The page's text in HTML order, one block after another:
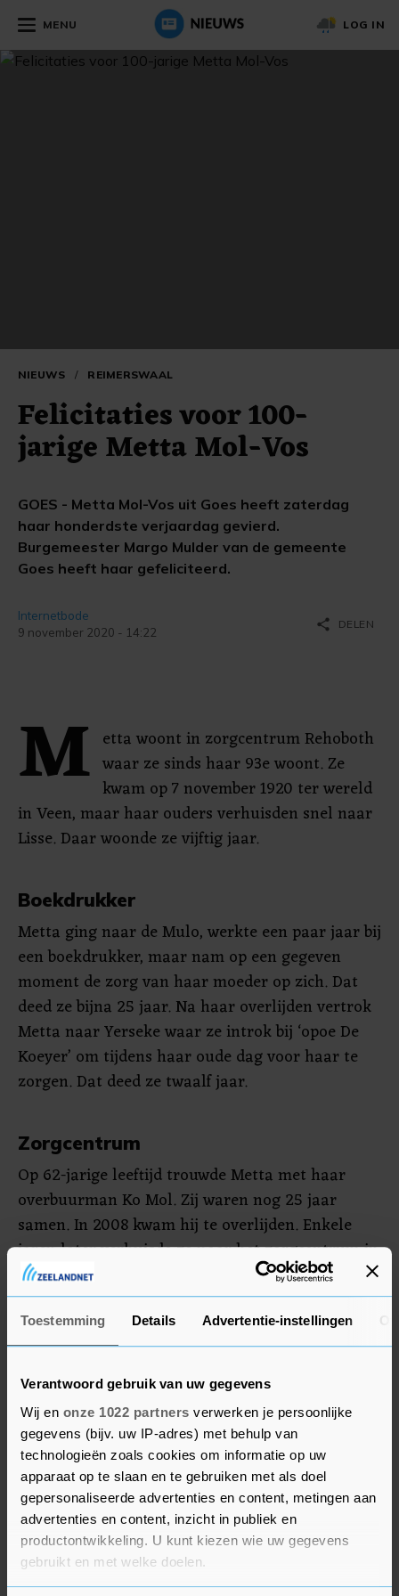
Toestemming Details Advertentie-instellingen
Verantwoord gebruik van uw gegevens
Wij en onze 1022 partners verwerken je persoonlijke
gegevens (bijv. uw IP-adres) met behulp van
technologieën zoals cookies om informatie op uw
apparaat op te slaan en te gebruiken met als doel
gepersonaliseerde advertenties en content, metingen aan
advertenties en content, inzicht in publiek en
productontwikkeling. U kunt kiezen wie uw gegevens
gebruikt en met welke doelen.
MENU LOG IN
NIEUWS / REIMERSWAAL
Felicitaties voor 100-
jarige Metta Mol-Vos
GOES - Metta Mol-Vos uit Goes heeft zaterdag
haar honderdste verjaardag gevierd.
Burgemeester Margo Mulder van de gemeente
Goes heeft haar gefeliciteerd.
Internetbode
9 november 2020 - 14:22
share DELEN
M etta woont in zorgcentrum Rehoboth
waar ze sinds haar 93e woont. Ze
kwam op 7 november 1920 ter wereld
in Veen, maar haar ouders verhuisden snel naar
Lisse. Daar woonde ze vijftig jaar.
Boekdrukker
Metta ging naar de Mulo, werkte een paar jaar bij
een boekdrukker, maar nam op een gegeven
moment de zorg van haar moeder op zich. Dat
deed ze bijna 25 jaar. Na haar overlijden vertrok
Metta naar Yerseke waar ze introk bij ‘opoe De
Koeyer’ om tijdens haar oude dag voor haar te
zorgen. Dat deed ze twaalf jaar.
Zorgcentrum
Op 62-jarige leeftijd trouwde Metta met haar
overbuurman Ko Mol. Zij waren nog 25 jaar
samen. In 2008 kwam hij te overlijden. Enkele
jaren later verhuisde ze naar het zorgcentrum in
Goes.
Ondanks haar leeftijd is Metta nog redelijk
gezond.